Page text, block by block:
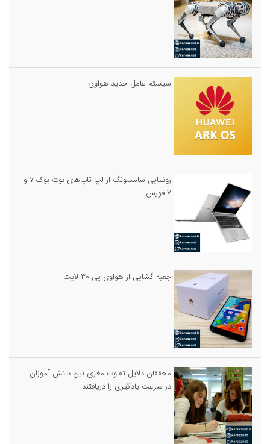
سیستم عامل جدید هواوی
رونمایی سامسونگ از لپ تاپ‌های نوت بوک ۷ و
۷ فورس
جعبه گشایی از هواوی پی ۳۰ لایت
محققان دلایل تفاوت مغزی بین دانش آموزان
در سرعت یادگیری را دریافتند